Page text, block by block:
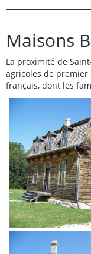
Maisons
La proximité de
agricoles de
français, dont les